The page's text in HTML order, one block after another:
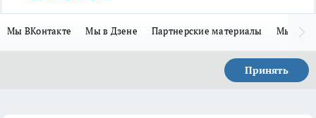
Мы ВКонтакте Мы в Дзене Партнерские материалы Мы в
Принять